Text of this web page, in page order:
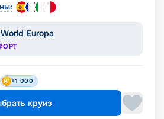
Europa
+1 000
круиз